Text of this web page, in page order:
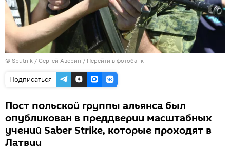
© Sputnik / Сергей Аверин / Перейти в фотобанк
Подписаться
Пост польской группы альянса был
опубликован в преддверии масштабных
учений Saber Strike, которые проходят в
Латвии